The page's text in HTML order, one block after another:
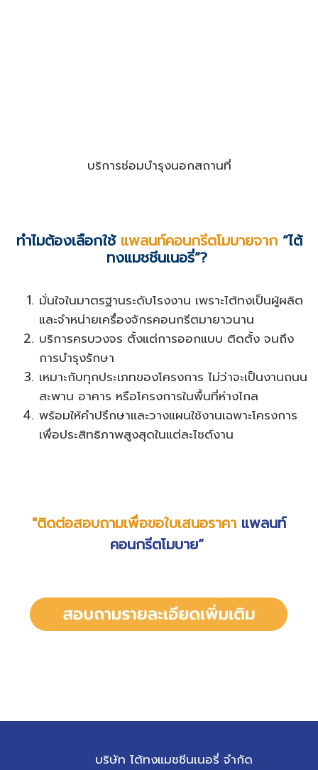
บริการซ่อมบำรุงนอกสถานที่
ทำไมต้องเลือกใช้ แพลนท์คอนกรีตโมบายจาก “ไต้
ทงแมชชีนเนอรี่”?
มั่นใจในมาตรฐานระดับโรงงาน เพราะไต้ทงเป็นผู้ผลิต
และจำหน่ายเครื่องจักรคอนกรีตมายาวนาน
บริการครบวงจร ตั้งแต่การออกแบบ ติดตั้ง จนถึง
การบำรุงรักษา
เหมาะกับทุกประเภทของโครงการ ไม่ว่าจะเป็นงานถนน
สะพาน อาคาร หรือโครงการในพื้นที่ห่างไกล
พร้อมให้คำปรึกษาและวางแผนใช้งานเฉพาะโครงการ
เพื่อประสิทธิภาพสูงสุดในแต่ละไซต์งาน
"ติดต่อสอบถามเพื่อขอใบเสนอราคา แพลนท์
คอนกรีตโมบาย”
บริษัท ไต้ทงแมชชีนเนอรี่ จำกัด